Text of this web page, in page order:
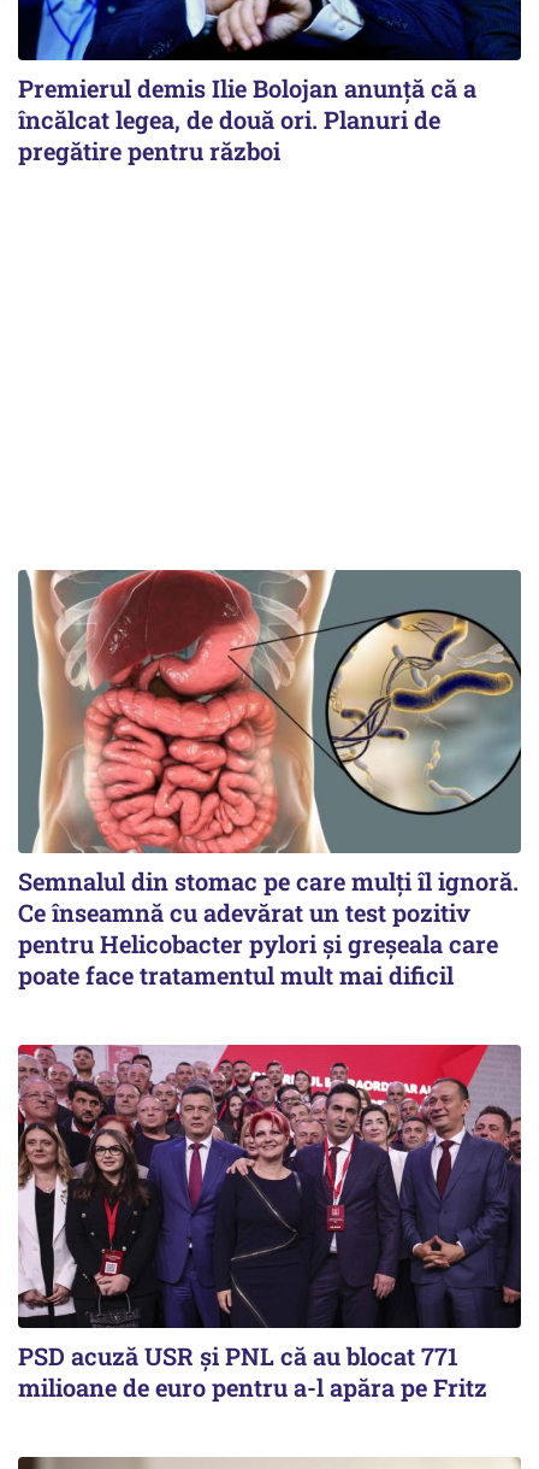
Premierul demis Ilie Bolojan anunță că a
încălcat legea, de două ori. Planuri de
pregătire pentru război
Semnalul din stomac pe care mulți îl ignoră.
Ce înseamnă cu adevărat un test pozitiv
pentru Helicobacter pylori și greșeala care
poate face tratamentul mult mai dificil
PSD acuză USR și PNL că au blocat 771
milioane de euro pentru a-l apăra pe Fritz